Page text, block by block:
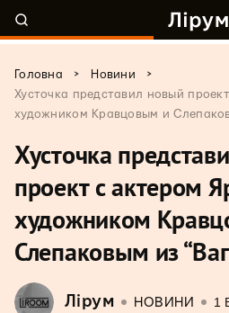
Головна > Новини
>
Хусточка представил новый
художником Кравцовым и
Хусточка
проект с актером
художником
Слепаковым из
Лірум НОВИНИ 1